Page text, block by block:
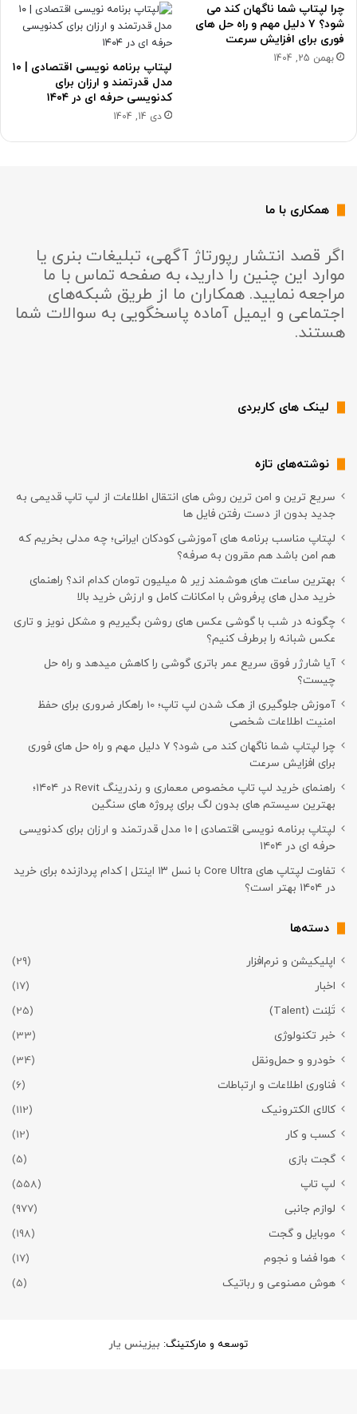
چرا لپتاپ شما ناگهان کند می
شود؟ ۷ دلیل مهم و راه حل های
فوری برای افزایش سرعت
بهمن 25, 1404
لپتاپ برنامه نویسی اقتصادی | ۱۰
مدل قدرتمند و ارزان برای
کدنویسی حرفه ای در ۱۴۰۴
دی 14, 1404
همکاری با ما
اگر قصد انتشار رپورتاژ آگهی، تبلیغات بنری یا
موارد این چنین را دارید، به صفحه تماس با ما
مراجعه نمایید. همکاران ما از طریق شبکه‌های
اجتماعی و ایمیل آماده پاسخگویی به سوالات شما
هستند.
لینک های کاربردی
نوشته‌های تازه
سریع ترین و امن ترین روش های انتقال اطلاعات از لپ تاپ قدیمی به
جدید بدون از دست رفتن فایل ها
لپتاپ مناسب برنامه های آموزشی کودکان ایرانی؛ چه مدلی بخریم که
هم امن باشد هم مقرون به صرفه؟
بهترین ساعت های هوشمند زیر ۵ میلیون تومان کدام اند؟ راهنمای
خرید مدل های پرفروش با امکانات کامل و ارزش خرید بالا
چگونه در شب با گوشی عکس های روشن بگیریم و مشکل نویز و تاری
عکس شبانه را برطرف کنیم؟
آیا شارژر فوق سریع عمر باتری گوشی را کاهش میدهد و راه حل
چیست؟
آموزش جلوگیری از هک شدن لپ تاپ؛ 10 راهکار ضروری برای حفظ
امنیت اطلاعات شخصی
چرا لپتاپ شما ناگهان کند می شود؟ ۷ دلیل مهم و راه حل های فوری
برای افزایش سرعت
راهنمای خرید لپ تاپ مخصوص معماری و رندرینگ Revit در ۱۴۰۴؛
بهترین سیستم های بدون لگ برای پروژه های سنگین
لپتاپ برنامه نویسی اقتصادی | ۱۰ مدل قدرتمند و ارزان برای کدنویسی
حرفه ای در ۱۴۰۴
تفاوت لپتاپ های Core Ultra با نسل ۱۳ اینتل | کدام پردازنده برای خرید
در ۱۴۰۴ بهتر است؟
دسته‌ها
اپلیکیشن و نرم‌افزار
(29)
اخبار
(17)
تَلِنت (Talent)
(25)
خبر تکنولوژی
(33)
خودرو و حمل‌و‌نقل
(34)
فناوری اطلاعات و ارتباطات
(6)
کالای الکترونیک
(112)
کسب و کار
(12)
گجت بازی
(5)
لپ تاپ
(558)
لوازم جانبی
(977)
موبایل و گجت
(198)
هوا فضا و نجوم
(17)
هوش مصنوعی و رباتیک
(5)
توسعه و مارکتینگ: بیزینس یار